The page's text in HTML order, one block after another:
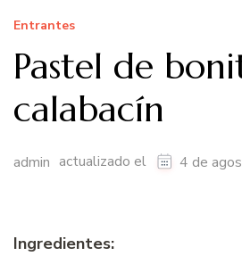
Entrantes
Pastel de
calabacín
admin actualizado el 4 de
Ingredientes: